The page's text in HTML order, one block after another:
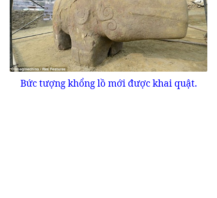
Bức tượng khổng lồ mới được khai quật.